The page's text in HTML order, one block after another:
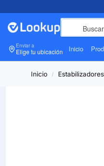
Enviar a
Elige tu ubicación Inicio
Inicio /